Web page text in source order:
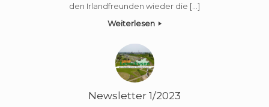
den Irlandfreunden wieder die […]
Weiterlesen
Newsletter 1/2023